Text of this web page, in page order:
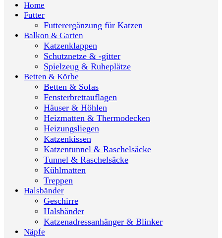
Home
Futter
Futterergänzung für Katzen
Balkon & Garten
Katzenklappen
Schutznetze & -gitter
Spielzeug & Ruheplätze
Betten & Körbe
Betten & Sofas
Fensterbrettauflagen
Häuser & Höhlen
Heizmatten & Thermodecken
Heizungsliegen
Katzenkissen
Katzentunnel & Raschelsäcke
Tunnel & Raschelsäcke
Kühlmatten
Treppen
Halsbänder
Geschirre
Halsbänder
Katzenadressanhänger & Blinker
Näpfe